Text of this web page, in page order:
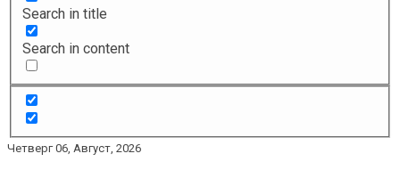
Search in title
Search in content
Четверг 06, Август, 2026